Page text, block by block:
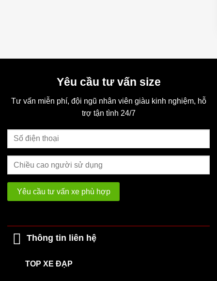
Khoá chốt yên bằng nhôm cứng cáp, dễ dàng điều chỉnh độ cao
🛑 Phanh đùm chất lượng cao – Chuẩn an
toàn tuyệt đối
Tay phanh nhựa cứng cáp, lực bóp nhẹ, dễ sử dụng cho bàn tay
chủ tốc độ dễ dàng và an toàn.
Yêu cầu tư vấn size
Tư vấn miễn phí, đội ngũ nhân viên giàu kinh nghiệm, hỗ
trợ tận tình 24/7
Thông tin liên hệ
TOP XE ĐẠP